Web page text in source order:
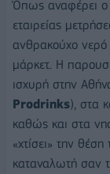
Όπως αναφέρει ο
εταιρείας
ανθρακούχο
μάρκετ. Η
ισχυρή στην
Prodrinks), στα
καθώς και στα
«χτίσει» την
καταναλωτή σαν